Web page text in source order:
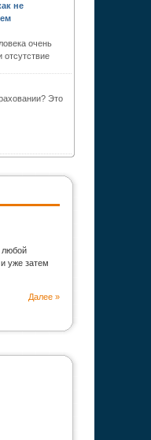
не
очень
Это
любой
уже затем
Далее »